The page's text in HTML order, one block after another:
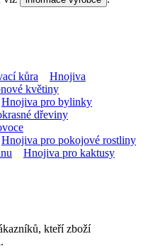
kůra
Hnojiva
květiny
Hnojiva pro bylinky
dřeviny
Hnojiva pro pokojové rostliny
Hnojiva pro kaktusy
kteří zboží